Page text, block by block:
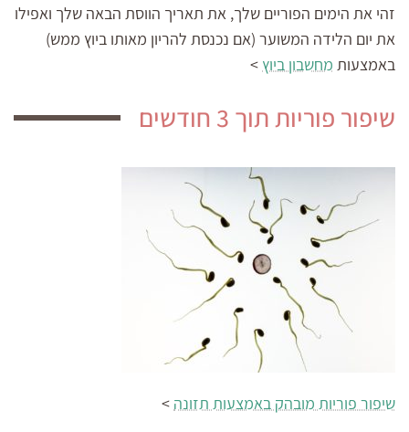
זהי את הימים הפוריים שלך, את תאריך הווסת הבאה שלך ואפילו
את יום הלידה המשוער (אם נכנסת להריון מאותו ביוץ ממש)
באמצעות מחשבון ביוץ >
שיפור פוריות תוך 3 חודשים
שיפור פוריות מובהק באמצעות תזונה >